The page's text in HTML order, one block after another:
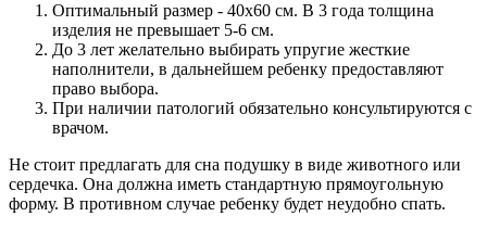
Оптимальный размер - 40х60 см. В 3 года толщина
изделия не превышает 5-6 см.
До 3 лет желательно выбирать упругие жесткие
наполнители, в дальнейшем ребенку предоставляют
право выбора.
При наличии патологий обязательно консультируются с
врачом.
Не стоит предлагать для сна подушку в виде животного или
сердечка. Она должна иметь стандартную прямоугольную
форму. В противном случае ребенку будет неудобно спать.